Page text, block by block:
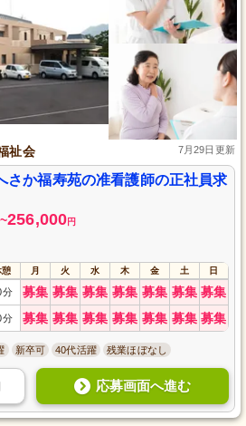
祉会 7月29日更新
さか福寿苑の准看護師の正社員求
~256,000円
憩 月 火 水 木 金 土 日
分 募集 募集 募集 募集 募集 募集 募集
分 募集 募集 募集 募集 募集 募集 募集
新卒可 40代活躍 残業ほぼなし
応募画面へ進む